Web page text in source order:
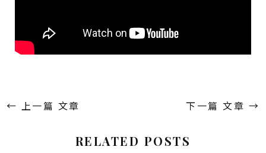
← 上一篇 文章 下一篇 文章 →
RELATED POSTS